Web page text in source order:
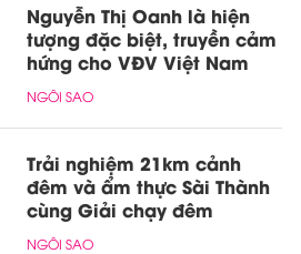
Nguyễn Thị Oanh là hiện
tượng đặc biệt, truyền cảm
hứng cho VĐV Việt Nam
NGÔI SAO
Trải nghiệm 21km cảnh
đêm và ẩm thực Sài Thành
cùng Giải chạy đêm
NGÔI SAO